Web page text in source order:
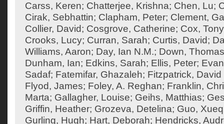
Carss, Keren; Chatterjee, Krishna; Chen, Lu;
Cirak, Sebhattin; Clapham, Peter; Clement,
Collier, David; Cosgrove, Catherine; Cox, Tony
Crooks, Lucy; Curran, Sarah; Curtis, David;
Williams, Aaron; Day, Ian N.M.; Down, Thomas
Dunham, Ian; Edkins, Sarah; Ellis, Peter;
Sadaf; Fatemifar, Ghazaleh; Fitzpatrick, David
Flyod, James; Foley, A. Reghan; Franklin,
Marta; Gallagher, Louise; Geihs, Matthias;
Griffin, Heather; Grozeva, Detelina; Guo,
Gurling, Hugh; Hart, Deborah; Hendricks,